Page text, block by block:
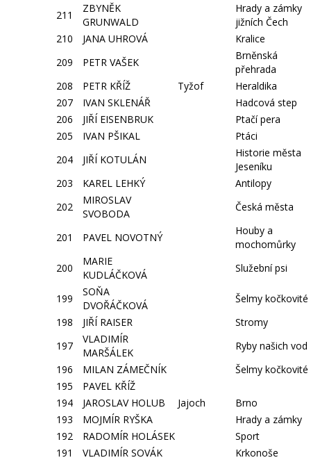
211
ZBYNĚK
GRUNWALD
Hrady a zámky
jižních Čech
210
JANA UHROVÁ
Kralice
209
PETR VAŠEK
Brněnská
přehrada
208
PETR KŘÍŽ Tyžof
Heraldika
207
IVAN SKLENÁŘ
Hadcová step
206
JIŘÍ EISENBRUK
Ptačí pera
205
IVAN PŠIKAL
Ptáci
204
JIŘÍ KOTULÁN
Historie města
Jeseníku
203
KAREL LEHKÝ
Antilopy
202
MIROSLAV
SVOBODA
Česká města
201 PAVEL NOVOTNÝ
Houby a
mochomůrky
200
MARIE
KUDLÁČKOVÁ
Služební psi
199
SOŇA
DVOŘÁČKOVÁ
Šelmy kočkovité
198
JIŘÍ RAISER
Stromy
197
VLADIMÍR
MARŠÁLEK
Ryby našich vod
196
MILAN ZÁMEČNÍK
Šelmy kočkovité
195
PAVEL KŘÍŽ
194
JAROSLAV HOLUB Jajoch
Brno
193
MOJMÍR RYŠKA
Hrady a zámky
192
RADOMÍR HOLÁSEK
Sport
191
VLADIMÍR SOVÁK
Krkonoše